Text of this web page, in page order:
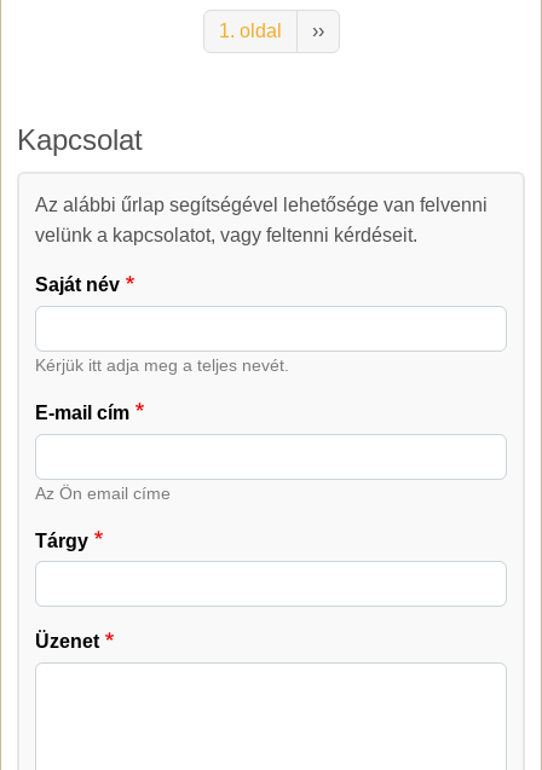
1. oldal
Következő oldal
››
Kapcsolat
Kapcsolat
Az alábbi űrlap segítségével lehetősége van felvenni
velünk a kapcsolatot, vagy feltenni kérdéseit.
Saját név
Kérjük itt adja meg a teljes nevét.
E-mail cím
Az Ön email címe
Tárgy
Üzenet